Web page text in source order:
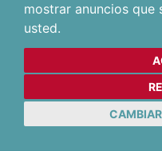
mostrar anuncios que
usted.